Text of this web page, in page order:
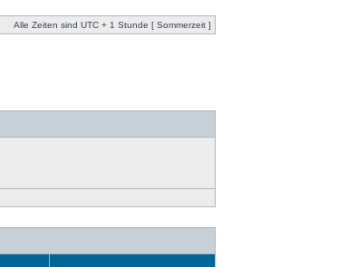
Alle Zeiten sind UTC + 1 Stunde [ Sommerzeit ]